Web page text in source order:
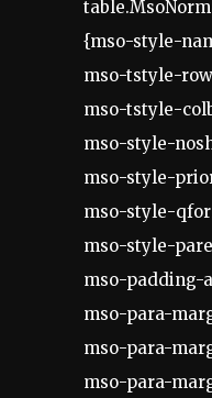
{mso-style-
mso-tstyle-
mso-tstyle-
mso-style-
mso-style-
mso-style-
mso-style-
mso-padding-
mso-para-
mso-para-
mso-para-